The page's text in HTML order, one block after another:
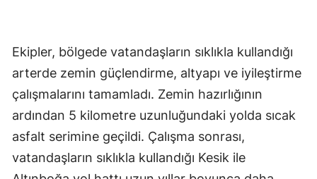
Ekipler, bölgede vatandaşların sıklıkla kullandığı
arterde zemin güçlendirme, altyapı ve iyileştirme
çalışmalarını tamamladı. Zemin hazırlığının
ardından 5 kilometre uzunluğundaki yolda sıcak
asfalt serimine geçildi. Çalışma sonrası,
vatandaşların sıklıkla kullandığı Kesik ile